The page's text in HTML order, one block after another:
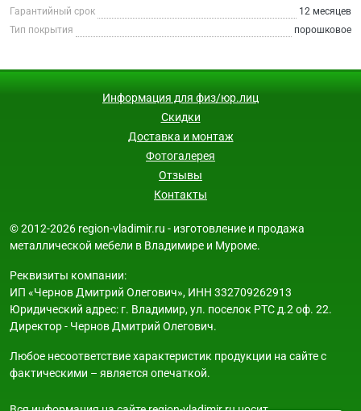
Гарантийный срок
12 месяцев
Тип покрытия
порошковое
Информация для физ/юр.лиц
Скидки
Доставка и монтаж
Фотогалерея
Отзывы
Контакты
© 2012-2026 region-vladimir.ru - изготовление и продажа
металлической мебели в Владимире и Муроме.
Реквизиты компании:
ИП «Чернов Дмитрий Олегович», ИНН 332709262913
Юридический адрес: г. Владимир, ул. поселок РТС д.2 оф. 22.
Директор - Чернов Дмитрий Олегович.
Любое несоответствие характеристик продукции на сайте с
фактическими – является опечаткой.